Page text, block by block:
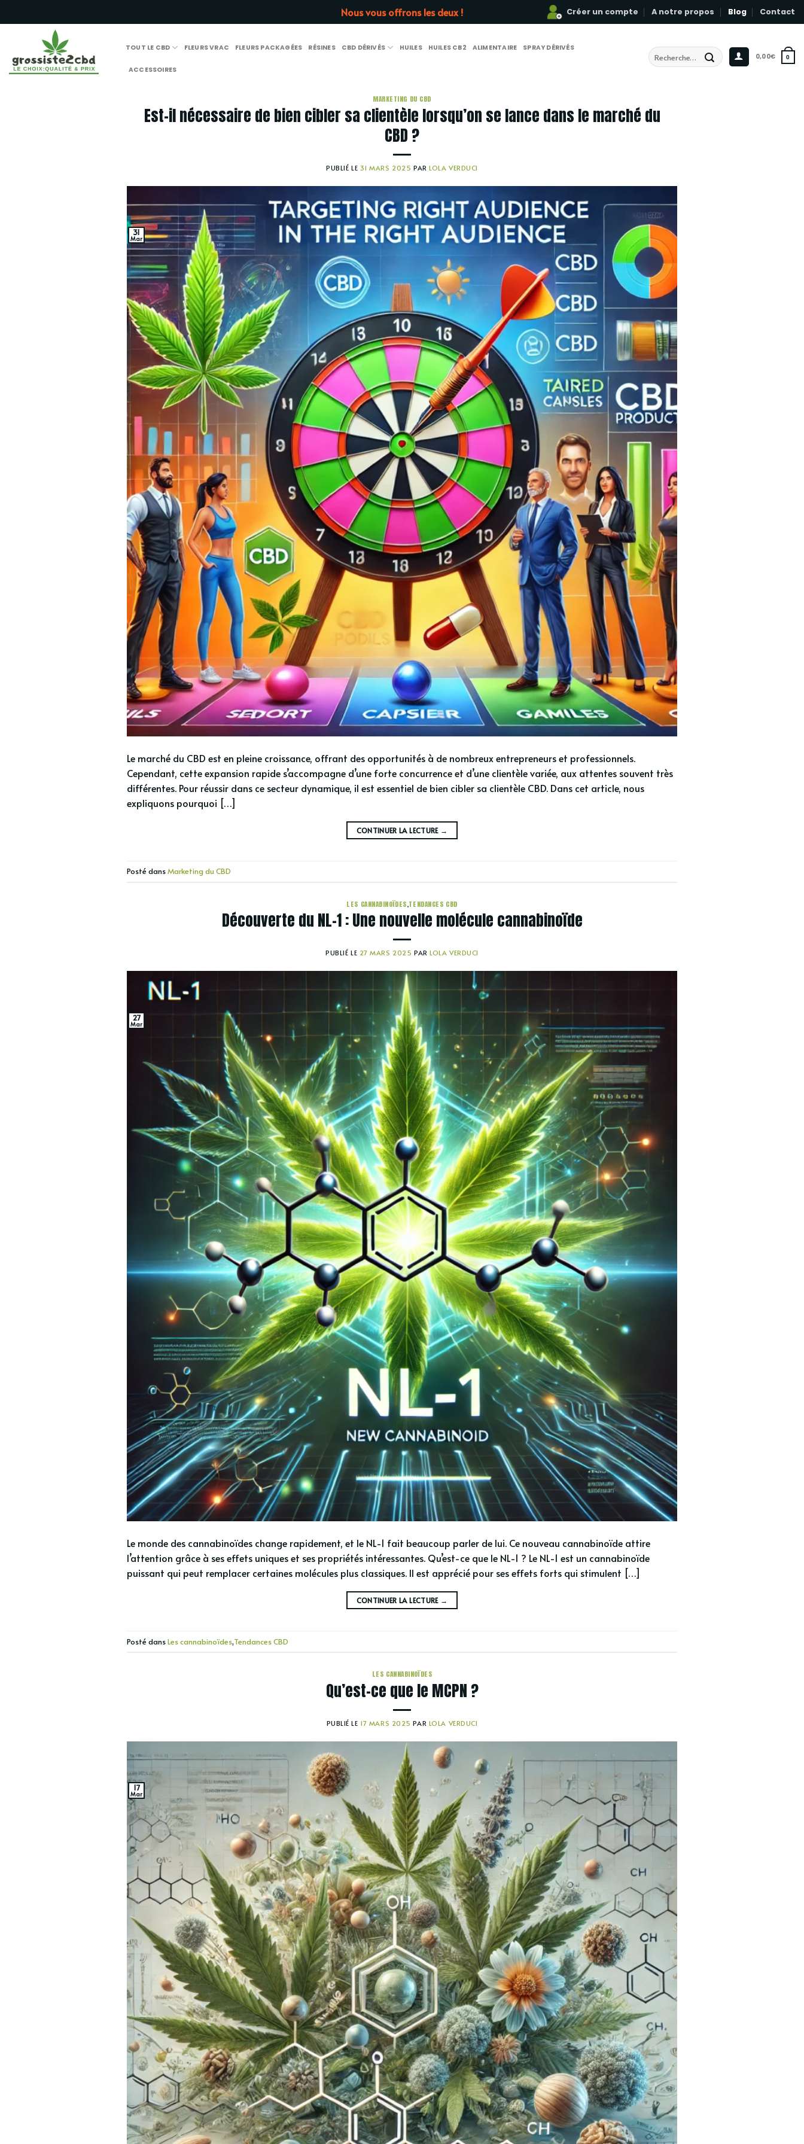
au
Nous vous offrons les deux ! Créer un compte A notre propos Blog Contact
TOUT LE CBD FLEURS VRAC FLEURS PACKAGÉES RÉSINES CBD DÉRIVÉS HUILES HUILES CB2 ALIMENTAIRE SPRAY DÉRIVÉS
ACCESSOIRES
Recherche
pour :
0,00€ 0
MARKETING DU CBD
Est-il nécessaire de bien cibler sa clientèle lorsqu’on se lance dans le marché du
CBD ?
PUBLIÉ LE 31 MARS 2025 PARLOLA VERDUCI
31
Mar
Le marché du CBD est en pleine croissance, offrant des opportunités à de nombreux entrepreneurs et professionnels.
Cependant, cette expansion rapide s’accompagne d’une forte concurrence et d’une clientèle variée, aux attentes souvent très
différentes. Pour réussir dans ce secteur dynamique, il est essentiel de bien cibler sa clientèle CBD. Dans cet article, nous
expliquons pourquoi […]
CONTINUER LA LECTURE →
Posté dansMarketing du CBD
LES CANNABINOÏDES,TENDANCES CBD
Découverte du NL-1 : Une nouvelle molécule cannabinoïde
PUBLIÉ LE 27 MARS 2025 PARLOLA VERDUCI
27
Mar
Le monde des cannabinoïdes change rapidement, et le NL-1 fait beaucoup parler de lui. Ce nouveau cannabinoïde attire
l’attention grâce à ses effets uniques et ses propriétés intéressantes. Qu’est-ce que le NL-1 ? Le NL-1 est un cannabinoïde
puissant qui peut remplacer certaines molécules plus classiques. Il est apprécié pour ses effets forts qui stimulent […]
CONTINUER LA LECTURE →
Posté dansLes cannabinoïdes,Tendances CBD
LES CANNABINOÏDES
Qu’est-ce que le MCPN ?
PUBLIÉ LE 17 MARS 2025 PAR LOLA VERDUCI
17
Mar